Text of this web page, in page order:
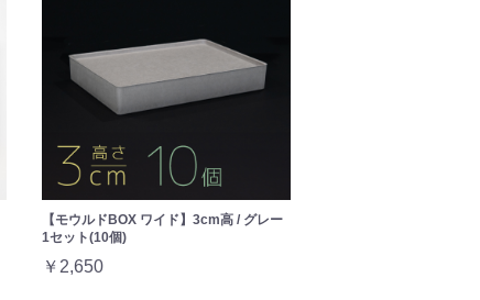
【モウルドBOX ワイド】3cm高 / グレー
1セット(10個)
￥2,650